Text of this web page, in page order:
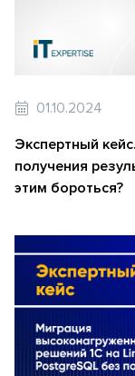
01.10.2024
Экспертный
получения
этим бороться?